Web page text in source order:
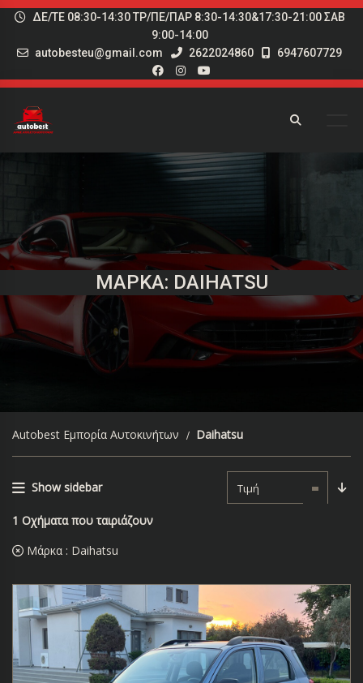
ΔΕ/ΤΕ 08:30-14:30 ΤΡ/ΠΕ/ΠΑΡ 8:30-14:30&17:30-21:00 ΣΑΒ
9:00-14:00
autobesteu@gmail.com
2622024860 6947607729
ΜΆΡΚΑ: DAIHATSU
Autobest Εμπορία Αυτοκινήτων Daihatsu
Show sidebar Τιμή
1 Οχήματα που ταιριάζουν
Μάρκα : Daihatsu